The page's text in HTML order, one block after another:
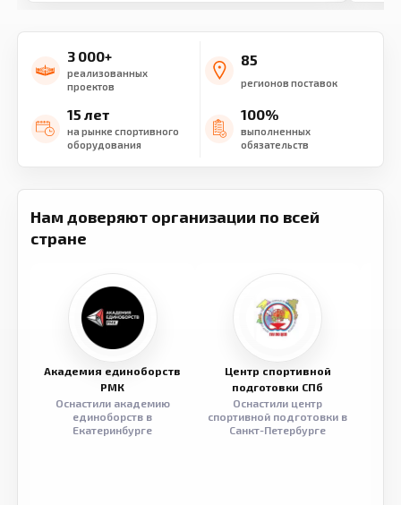
3 000+
реализованных
проектов
85
регионов поставок
15 лет
на рынке спортивного
оборудования
100%
выполненных
обязательств
Нам доверяют организации по всей
стране
Академия единоборств
РМК
Оснастили академию
единоборств в
Екатеринбурге
Центр спортивной
подготовки СПб
Оснастили центр
спортивной подготовки в
Санкт-Петербурге